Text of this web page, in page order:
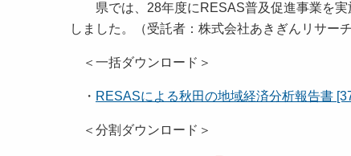
県では、28年度にRESAS普及促進事業を実
しました。（受託者：株式会社あきぎんリサー
＜一括ダウンロード＞
・ RESASによる秋田の地域経済分析報告書
＜分割ダウンロード＞